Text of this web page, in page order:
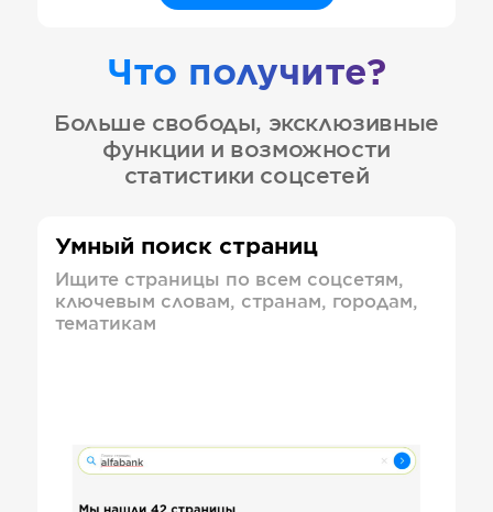
Что получите?
Больше свободы, эксклюзивные
функции и возможности
статистики соцсетей
Умный поиск страниц
Ищите страницы по всем соцсетям,
ключевым словам, странам, городам,
тематикам